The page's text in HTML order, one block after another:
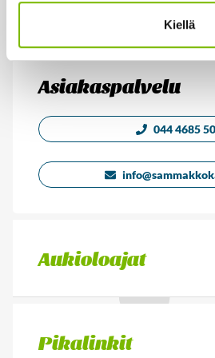
Kiellä
Asiakaspalvelu
044 4685
Aukioloajat
Pikalinkit